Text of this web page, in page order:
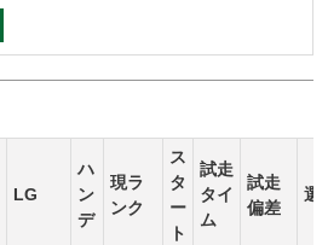
LG
ハ
ン
デ
現ラ
ンク
ス
タ
ー
ト
試走
タイ
ム
試走
偏差
選